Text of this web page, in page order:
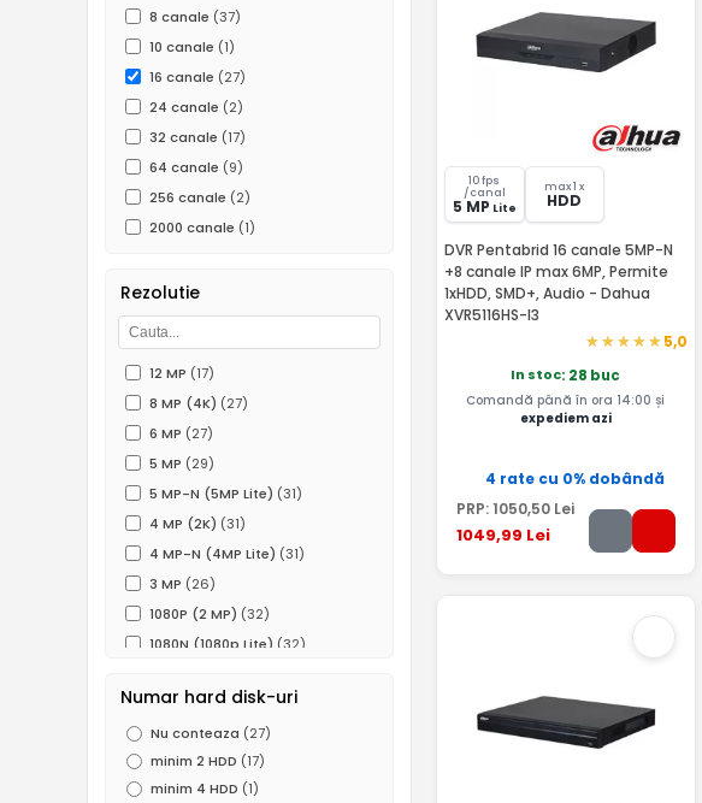
8 canale (37)
10 canale (1)
16 canale (27)
24 canale (2)
32 canale (17)
64 canale (9)
256 canale (2)
2000 canale (1)
Rezolutie
12 MP (17)
8 MP (4K) (27)
6 MP (27)
5 MP (29)
5 MP-N (5MP Lite) (31)
4 MP (2K) (31)
4 MP-N (4MP Lite) (31)
3 MP (26)
1080P (2 MP) (32)
1080N (1080p Lite) (32)
720P (1MP) (27)
960H (0.5 MP)(18)
D1(3)
Numar hard disk-uri
Nu conteaza (27)
minim 2 HDD (17)
minim 4 HDD (1)
10 fps
/canal
5 MP Lite
max 1 x
HDD
DVR Pentabrid 16 canale 5MP-N
+8 canale IP max 6MP, Permite
1xHDD, SMD+, Audio - Dahua
XVR5116HS-I3
5,0
In stoc: 28 buc
Comandă până în ora 14:00 și
expediem azi
4 rate cu 0% dobândă
PRP: 1050,50 Lei
1049,99 Lei